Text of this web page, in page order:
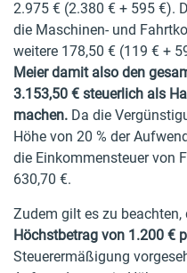
2.975 € (2.380 € + 595 €).
die Maschinen- und
weitere 178,50 € (119 € +
Meier damit also den
3.153,50 € steuerlich als
machen. Da die
Höhe von 20 % der
die Einkommensteuer von
630,70 €.
Zudem gilt es zu beachten,
Höchstbetrag von 1.200 €
Steuerermäßigung